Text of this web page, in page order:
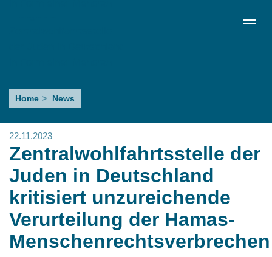
Zentralwohlfahrtsstelle
der
Juden
in
Deutschland
kritisiert
unzureichende
Verurteilung
Home News
22.11.2023
Zentralwohlfahrtsstelle der
Juden in Deutschland
kritisiert unzureichende
Verurteilung der Hamas-
Menschenrechtsverbrechen